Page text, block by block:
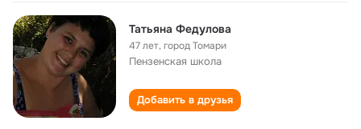
Татьяна Федулова
47 лет,город Томари
Пензенская школа
Добавить в друзья